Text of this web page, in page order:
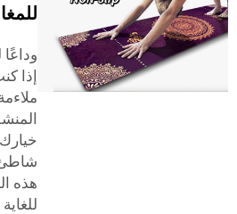
إذا
شاطئ
هذه